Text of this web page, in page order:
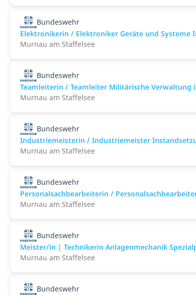
Bundeswehr
Elektronikerin / Elektroniker Geräte und
Murnau am Staffelsee
Bundeswehr
Teamleiterin / Teamleiter Militärische Verwaltung
Murnau am Staffelsee
Bundeswehr
Industriemeisterin / Industriemeister
Murnau am Staffelsee
Bundeswehr
Personalsachbearbeiterin /
Murnau am Staffelsee
Bundeswehr
Meister/in | Technikerin Anlagenmechanik
Murnau am Staffelsee
Bundeswehr